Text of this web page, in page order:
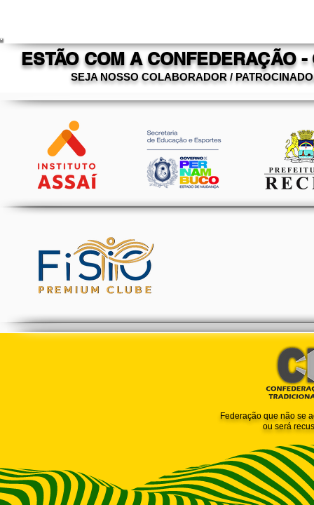
ESTÃO COM A CONFEDERAÇÃO -
SEJA NOSSO COLABORADOR /
Federação que não se
ou será